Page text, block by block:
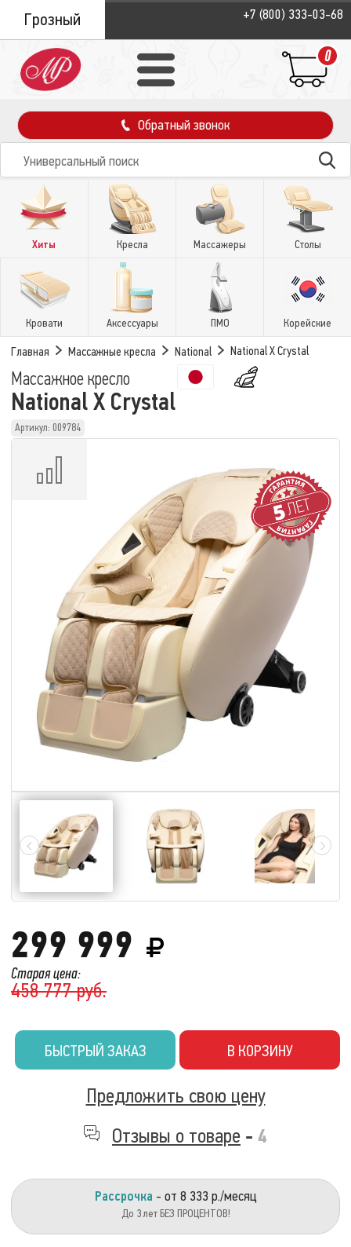
Грозный +7 (800) 333-03-68
0
Обратный звонок
Хиты Кресла Массажеры Столы
Кровати Аксессуары ПМО Корейские
Главная Массажные кресла National National X Crystal
Массажное кресло
National X Crystal
Артикул: 009784
Старая цена:
458 777 руб.
299 999
БЫСТРЫЙ ЗАКАЗ В КОРЗИНУ
Предложить свою цену
Отзывы о товаре - 4
Рассрочка - от 8 333 р./месяц
До 3 лет БЕЗ ПРОЦЕНТОВ!